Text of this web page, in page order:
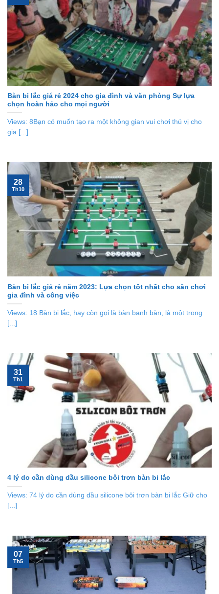
Bàn bi lắc giá rẻ 2024 cho gia đình và văn phòng Sự lựa
chọn hoàn hảo cho mọi người
Views: 8Bạn có muốn tạo ra một không gian vui chơi thú vị cho
gia [...]
Bàn bi lắc giá rẻ năm 2023: Lựa chọn tốt nhất cho sân chơi
gia đình và công việc
Views: 18 Bàn bi lắc, hay còn gọi là bàn banh bàn, là một trong
[...]
28
Th10
4 lý do cần dùng dầu silicone bôi trơn bàn bi lắc
Views: 74 lý do cần dùng dầu silicone bôi trơn bàn bi lắc Giữ cho
[...]
31
Th1
07
Th5